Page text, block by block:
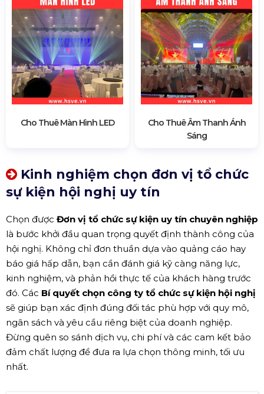
Cho Thuê Màn Hình LED
Cho Thuê Âm Thanh Ánh
Sáng
Kinh nghiệm chọn đơn vị tổ chức
sự kiện hội nghị uy tín
Chọn được Đơn vị tổ chức sự kiện uy tín chuyên nghiệp
là bước khởi đầu quan trọng quyết định thành công của
hội nghị. Không chỉ đơn thuần dựa vào quảng cáo hay
báo giá hấp dẫn, bạn cần đánh giá kỹ càng năng lực,
kinh nghiệm, và phản hồi thực tế của khách hàng trước
đó. Các Bí quyết chọn công ty tổ chức sự kiện hội nghị
sẽ giúp bạn xác định đúng đối tác phù hợp với quy mô,
ngân sách và yêu cầu riêng biệt của doanh nghiệp.
Đừng quên so sánh dịch vụ, chi phí và các cam kết bảo
đảm chất lượng để đưa ra lựa chọn thông minh, tối ưu
nhất.